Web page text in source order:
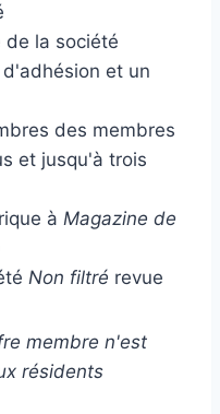
de la société
et un
des membres
et jusqu'à trois
à Magazine de
Non filtré revue
membre n'est
résidents